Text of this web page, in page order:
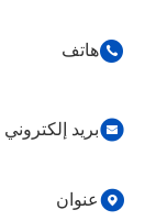
هاتف
بريد إلكتروني
عنوان